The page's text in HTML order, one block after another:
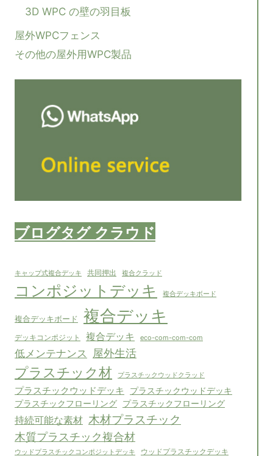
3D WPC の壁の羽目板
屋外WPCフェンス
その他の屋外用WPC製品
ブログタグ クラウド
キャップ式複合デッキ 共同押出 複合クラッド
コンポジットデッキ 複合デッキボード
複合デッキボード 複合デッキ
デッキコンポジット 複合デッキ eco-com-com-com
低メンテナンス 屋外生活
プラスチック材 プラスチックウッドクラッド
プラスチックウッドデッキ プラスチックウッドデッキ
プラスチックフローリング プラスチックフローリング
持続可能な素材 木材プラスチック
木質プラスチック複合材
ウッドプラスチックコンポジットデッキ ウッドプラスチックデッキ